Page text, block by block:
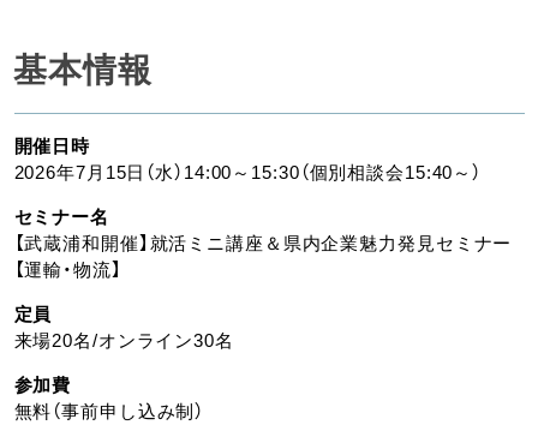
基本情報
開催日時
2026年7月15日（水）14:00～15:30（個別相談会15:40～）
セミナー名
【武蔵浦和開催】就活ミニ講座＆県内企業魅力発見セミナー
【運輸・物流】
定員
来場20名/オンライン30名
参加費
無料（事前申し込み制）